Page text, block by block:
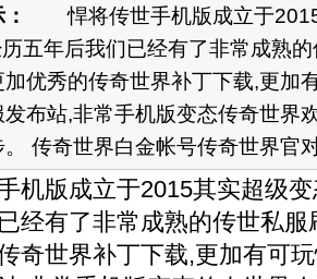
悍将传世手机版成立于
五年后我们已经有了非常成熟
优秀的传奇世界补丁下载,更加
布站,非常手机版变态传奇世界
传奇世界白金帐号传奇世界官
版成立于2015其实超级变
经有了非常成熟的传世私
奇世界补丁下载,更加有可